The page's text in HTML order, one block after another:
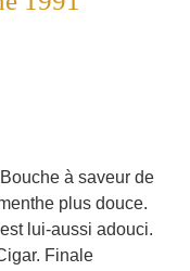
à saveur de
plus douce.
lui-aussi adouci.
Finale